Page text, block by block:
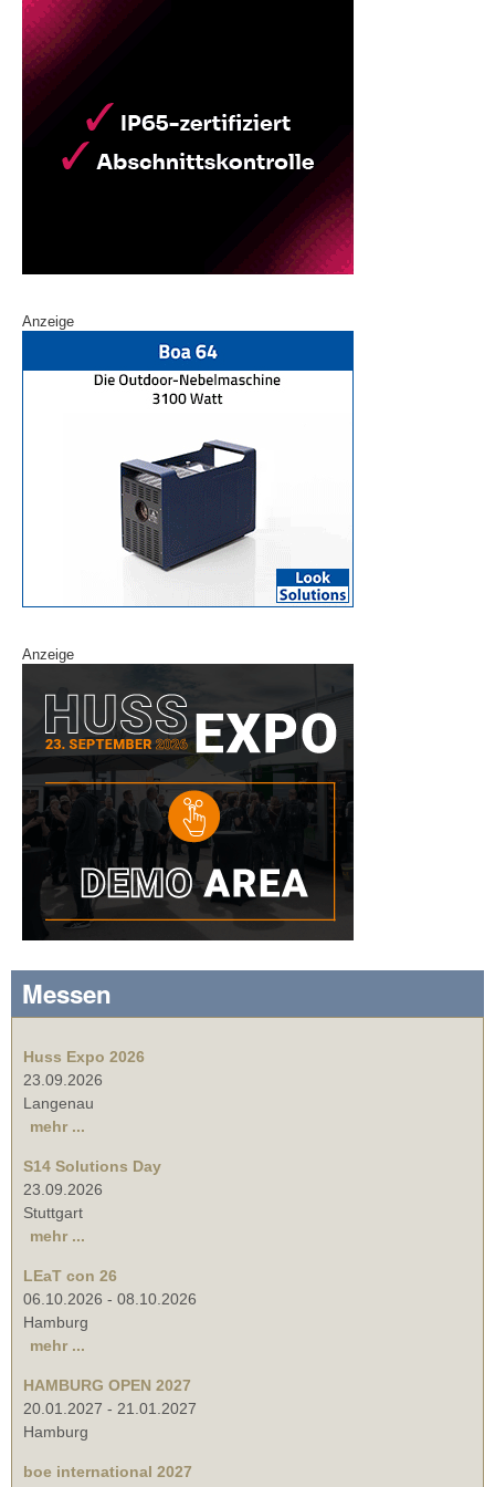
Anzeige
Anzeige
Messen
Huss Expo 2026
23.09.2026
Langenau
mehr ...
S14 Solutions Day
23.09.2026
Stuttgart
mehr ...
LEaT con 26
06.10.2026 - 08.10.2026
Hamburg
mehr ...
HAMBURG OPEN 2027
20.01.2027 - 21.01.2027
Hamburg
boe international 2027